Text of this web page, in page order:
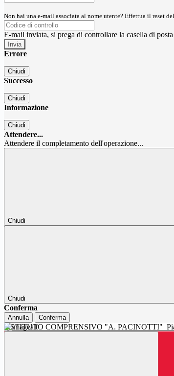
Non hai una e-mail associata al nome utente? Effettua il reset
E-mail inviata, si prega di controllare la casella di
Errore
Chiudi
Successo
Chiudi
Informazione
Chiudi
Attendere...
Attendere il completamento dell'operazione...
Chiudi
Chiudi
Conferma
Annulla Conferma
ISTITUTO COMPRENSIVO "A. PACINOTTI"